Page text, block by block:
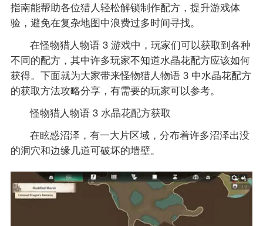
指南能帮助各位猎人轻松解锁制作配方，提升游戏体
验，避免在复杂地图中浪费过多时间寻找。
在怪物猎人物语 3 游戏中，玩家们可以获取到各种
不同的配方，其中许多玩家不知道水晶花配方应该如何
获得。下面就为大家带来怪物猎人物语 3 中水晶花配方
的获取方法攻略分享，有需要的玩家可以参考。
怪物猎人物语 3 水晶花配方获取
在眩惑沼泽，有一大片区域，分布着许多沼泽出没
的洞穴和边缘几道可破坏的墙壁。